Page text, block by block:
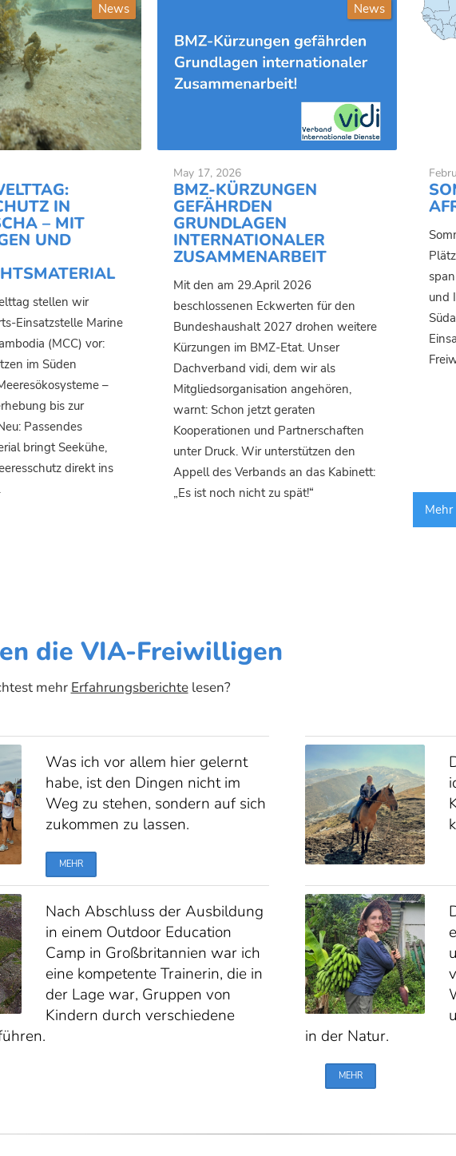
News
IN
– MIT
UND
stellen wir
Einsatzstelle Marine
(MCC) vor:
im Süden
–
bis zur
Passendes
bringt Seekühe,
direkt ins
News
May 17, 2026
BMZ-KÜRZUNGEN
GEFÄHRDEN
GRUNDLAGEN
INTERNATIONALER
ZUSAMMENARBEIT
Mit den am 29.April 2026
beschlossenen Eckwerten für den
Bundeshaushalt 2027 drohen weitere
Kürzungen im BMZ-Etat. Unser
Dachverband vidi, dem wir als
Mitgliedsorganisation angehören,
warnt: Schon jetzt geraten
Kooperationen und Partnerschaften
unter Druck. Wir unterstützen den
Appell des Verbands an das Kabinett:
„Es ist noch nicht zu spät!“
und
die VIA-Freiwilligen
mehr Erfahrungsberichtelesen?
Was ich vor allem hier gelernt
habe, ist den Dingen nicht im
Weg zu stehen, sondern auf sich
zukommen zu lassen.
MEHR
Nach Abschluss der Ausbildung
in einem Outdoor Education
Camp in Großbritannien war ich
eine kompetente Trainerin, die in
der Lage war, Gruppen von
Kindern durch verschiedene
in der Natur.
MEHR